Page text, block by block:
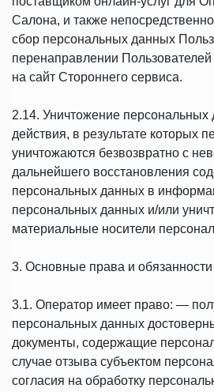
Салона, и также
сбор персональных данных
перенаправлении
на сайт Стороннего сервиса.
2.14. Уничтожение
действия, в результате которых
уничтожаются безвозвратно с
дальнейшего восстановления
персональных данных в
персональных данных и/или
материальные носители
3. Основные права и
3.1. Оператор имеет право: —
персональных данных
документы, содержащие
случае отзыва субъектом
согласия на обработку